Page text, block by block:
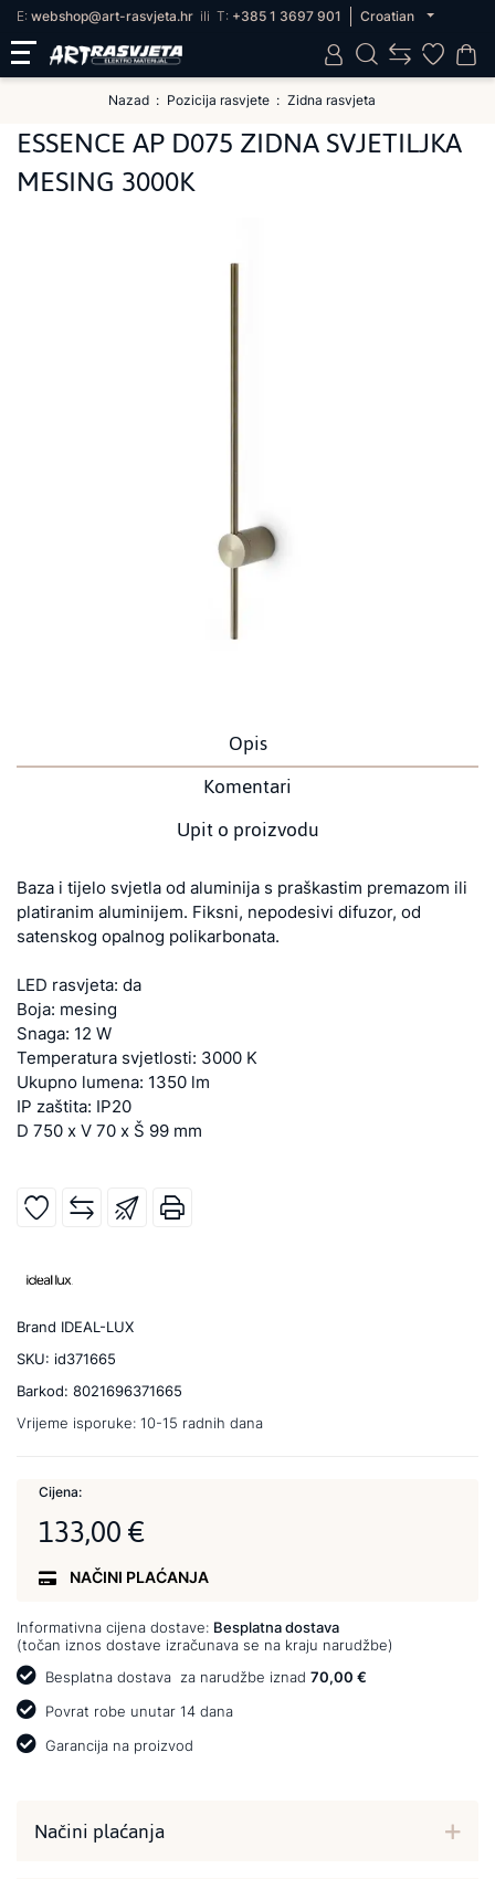
E: webshop@art-rasvjeta.hr ili T: +385 1 3697 901 Croatian
Nazad Pozicija rasvjete Zidna rasvjeta
ESSENCE AP D075 ZIDNA SVJETILJKA
MESING 3000K
Opis
Komentari
Upit o proizvodu
Baza i tijelo svjetla od aluminija s praškastim premazom ili
platiranim aluminijem. Fiksni, nepodesivi difuzor, od
satenskog opalnog polikarbonata.
LED rasvjeta: da
Boja: mesing
Snaga: 12 W
Temperatura svjetlosti: 3000 K
Ukupno lumena: 1350 lm
IP zaštita: IP20
D 750 x V 70 x Š 99 mm
Brand IDEAL-LUX
SKU: id371665
Barkod: 8021696371665
Vrijeme isporuke: 10-15 radnih dana
Cijena:
133,00 €
NAČINI PLAĆANJA
Informativna cijena dostave: Besplatna dostava
(točan iznos dostave izračunava se na kraju narudžbe)
Besplatna dostava za narudžbe iznad 70,00 €
Povrat robe unutar 14 dana
Garancija na proizvod
Načini plaćanja